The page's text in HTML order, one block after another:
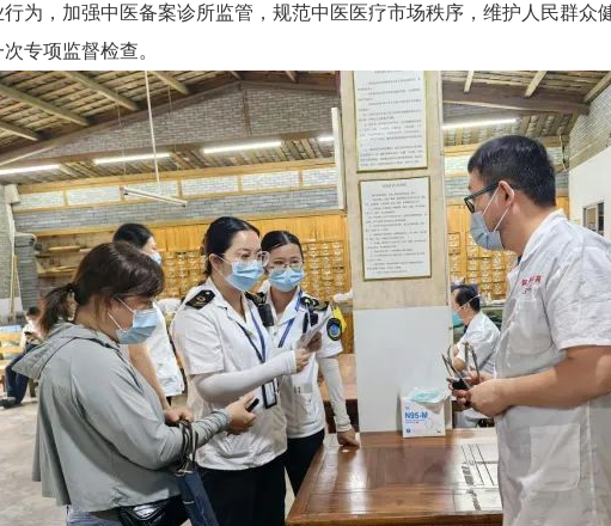
为，加强中医备案诊所监管，规范中医医疗市场秩序，维护人民群众
专项监督检查。